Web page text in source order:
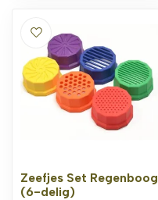
Zeefjes Set Regenboog
(6-delig)